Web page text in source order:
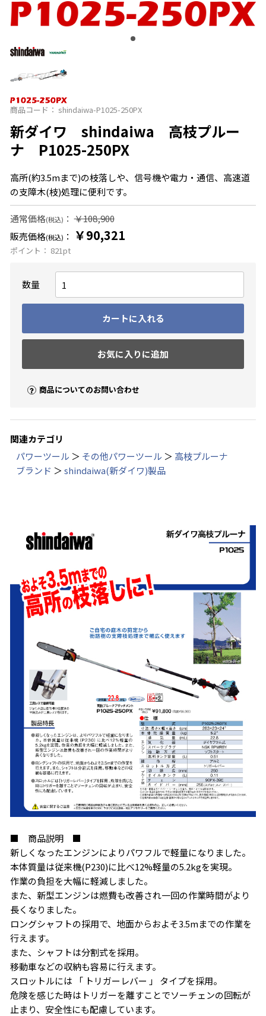
商品コード： shindaiwa-P1025-250PX
新ダイワ shindaiwa 高枝プルー
ナ P1025-250PX
高所(約3.5mまで)の枝落しや、信号機や電力・通信、高速道
の支障木(枝)処理に便利です。
通常価格(税込) ：￥108,900
販売価格(税込) ： ￥90,321
ポイント： 821pt
数量
カートに入れる
お気に入りに追加
商品についてのお問い合わせ
お買い物を続ける カートへ進む
関連カテゴリ
パワーツール ＞ その他パワーツール ＞ 高枝プルーナ
ブランド ＞shindaiwa(新ダイワ)製品
■ 商品説明 ■
新しくなったエンジンによりパワフルで軽量になりました。
本体質量は従来機(P230)に比べ12%軽量の5.2kgを実現。
作業の負担を大幅に軽減しました。
また、新型エンジンは燃費も改善され一回の作業時間がより
長くなりました。
ロングシャフトの採用で、地面からおよそ3.5mまでの作業を
行えます。
また、シャフトは分割式を採用。
移動車などの収納も容易に行えます。
スロットルには 「 トリガーレバー 」 タイプを採用。
危険を感じた時はトリガーを離すことでソーチェンの回転が
止まり、安全性にも配慮しています。